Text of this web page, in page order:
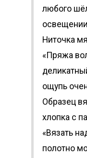
любого
Ниточка
«Пряжа
ощупь
Образец
хлопка с
«Вязать
полотно